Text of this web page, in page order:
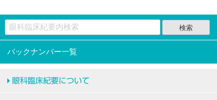
バックナンバー一覧
眼科臨床紀要について